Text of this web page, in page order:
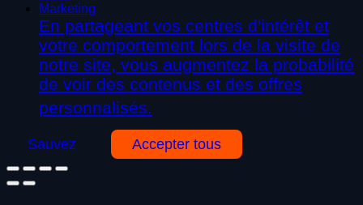
Marketing
En partageant vos centres d'intérêt et
votre comportement lors de la visite de
notre site, vous augmentez la probabilité
de voir des contenus et des offres
personnalisés.
Sauvez Accepter tous